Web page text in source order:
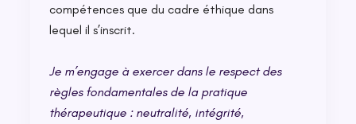
compétences que du cadre éthique dans
lequel il s’inscrit.
Je m’engage à exercer dans le respect des
règles fondamentales de la pratique
thérapeutique : neutralité, intégrité,